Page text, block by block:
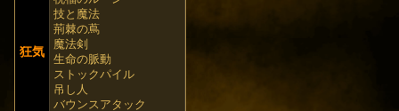
狂気
技と魔法
荊棘の蔦
魔法剣
生命の脈動
ストックパイル
吊し人
バウンスアタック